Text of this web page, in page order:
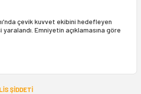
çevik kuvvet ekibini hedefleyen
yaralandı. Emniyetin açıklamasına göre
ŞİDDETİ